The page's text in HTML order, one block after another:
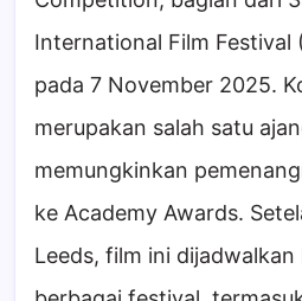
International Film Festival
pada 7 November 2025.
merupakan salah satu
memungkinkan
ke Academy Awards.
Leeds, film ini